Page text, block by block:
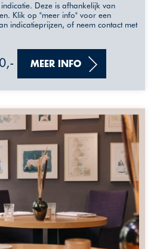
Deze is afhankelijk van
Klik op "meer info" voor een
indicatieprijzen, of neem contact met
MEER INFO